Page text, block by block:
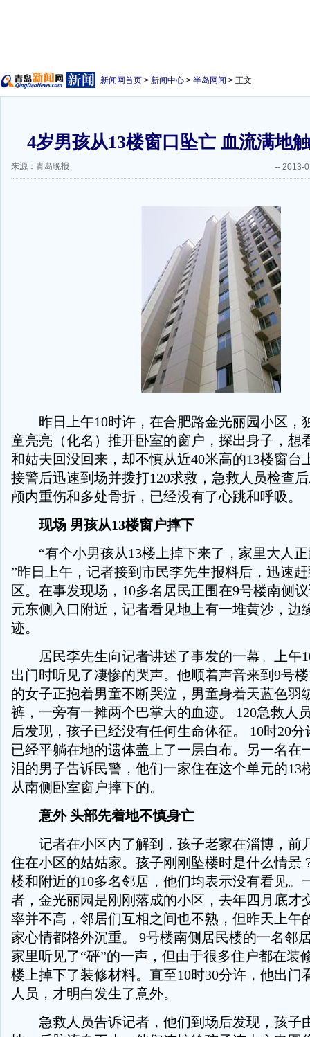
新闻网首页 > 新闻中心 > 半岛网闻 > 正文
4岁男孩从13楼窗口坠亡 血流满地
来源：青岛晚报 -- 2013-
昨日上午10时许，在合肥路金光丽园小区，
童亮亮（化名）推开卧室的窗户，探出身子，想
和姑夫回没回来，却不慎从近40米高的13楼窗台
接警后迅速到场并拨打120求救，急救人员检查
颅内重伤和多处骨折，已经没有了心跳和呼吸。
现场 男孩从13楼窗户摔下
“有个小男孩从13楼上掉下来了，家里大人正
”昨日上午，记者接到市民李先生报料后，迅速
区。在事发现场，10多名居民正围在9号楼南侧
元东侧入口附近，记者看见地上有一堆黄沙，边
迹。
居民李先生向记者讲述了事发的一幕。上午
出门时听见了凄惨的哭声。他顺着声音来到9号
的女子正抱着男童不断哭泣，男童身着天蓝色羽
裤，一旁有一摊两个巴掌大的血迹。 120急救人
后发现，孩子已经没有任何生命体征。 10时20
已经平躺在地的遗体盖上了一层白布。另一名在
泪的男子告诉民警，他们一家住在这个单元的13
从南侧卧室窗户摔下的。
意外 头部先着地不慎身亡
记者在小区内了解到，孩子老家在淄博，前
住在小区的姑姑家。孩子刚刚坠楼时是什么情景
楼和附近的10多名邻居，他们均表示没有看见。
者，金光丽园是刚刚落成的小区，去年四月底才
率并不高，邻居们互相之间也不熟，但昨天上午
家心情都格外沉重。 9号楼南侧居民楼的一名邻
家里听见了“砰”的一声，但由于很多住户都在装
楼上掉下了装修材料。直至10时30分许，他出门
人员，才明白发生了意外。
急救人员告诉记者，他们到场后发现，孩子